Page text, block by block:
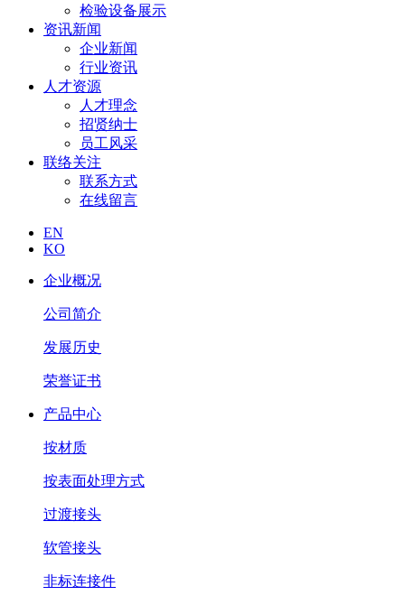
检验设备展示
资讯新闻
企业新闻
行业资讯
人才资源
人才理念
招贤纳士
员工风采
联络关注
联系方式
在线留言
EN
KO
企业概况
公司简介
发展历史
荣誉证书
产品中心
按材质
按表面处理方式
过渡接头
软管接头
非标连接件